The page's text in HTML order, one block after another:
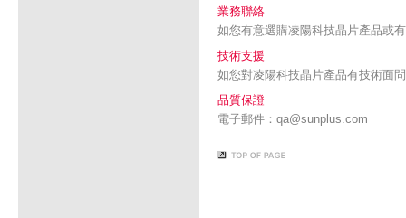
業務聯絡
如您有意選購凌陽科技晶片產品或
技術支援
如您對凌陽科技晶片產品有技術面
品質保證
電子郵件： qa@sunplus.com